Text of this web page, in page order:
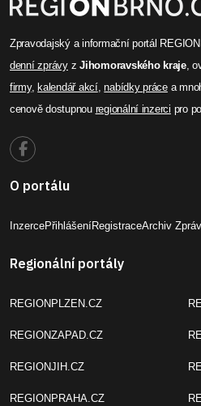
Zpravodajský a informační portál
denní zprávyzJihomoravského kraje,
firmy, kalendář akcí,nabídky prácea
cenově dostupnou regionální inzerci pro
O portálu
InzercePřihlášeníRegistraceArchiv Zpráv
Regionální portály
REGIONPLZEN.CZ
REGIONZAPAD.CZ
REGIONJIH.CZ
REGIONPRAHA.CZ